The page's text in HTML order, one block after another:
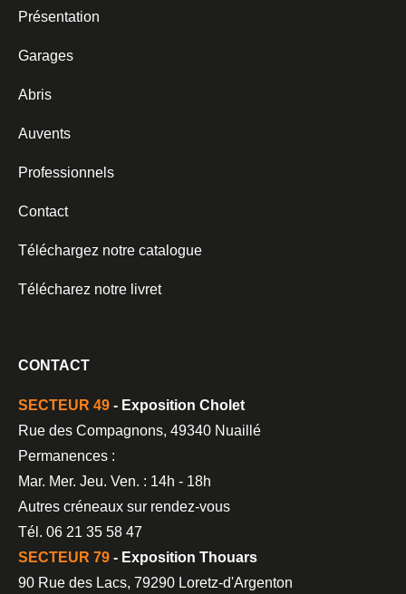
Présentation
Garages
Abris
Auvents
Professionnels
Contact
Téléchargez notre catalogue
Télécharez notre livret
CONTACT
SECTEUR 49 - Exposition Cholet
Rue des Compagnons, 49340 Nuaillé
Permanences :
Mar. Mer. Jeu. Ven. : 14h - 18h
Autres créneaux sur rendez-vous
Tél. 06 21 35 58 47
SECTEUR 79 - Exposition Thouars
90 Rue des Lacs, 79290 Loretz-d'Argenton